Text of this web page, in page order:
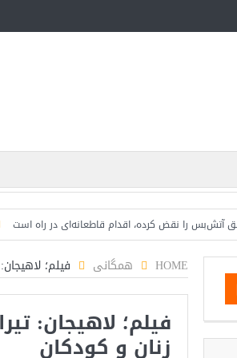
را نقض کرده، اقدام قاطعانه‌ای در راه است حمله
HOME همگانی فیلم؛
فیلم؛ لاهیجان:
زنان و کودکان